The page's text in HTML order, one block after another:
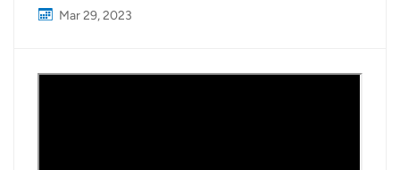
Mar 29, 2023